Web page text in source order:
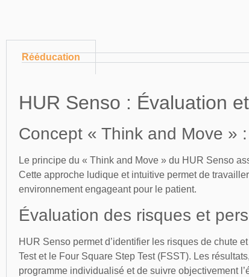
Rééducation
HUR Senso : Évaluation
Concept « Think and Move »
Le principe du « Think and Move » du HUR Senso
Cette approche ludique et intuitive permet de
environnement engageant pour le patient.
Évaluation des risques et
HUR Senso permet d’identifier les risques de chute
Test et le Four Square Step Test (FSST). Les
programme individualisé et de suivre objectivement